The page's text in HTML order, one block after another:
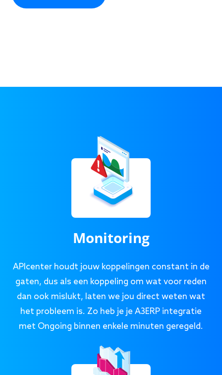
Monitoring
APIcenter houdt jouw koppelingen constant in de
gaten, dus als een koppeling om wat voor reden
dan ook mislukt, laten we jou direct weten wat
het probleem is. Zo heb je je A3ERP integratie
met Ongoing binnen enkele minuten geregeld.